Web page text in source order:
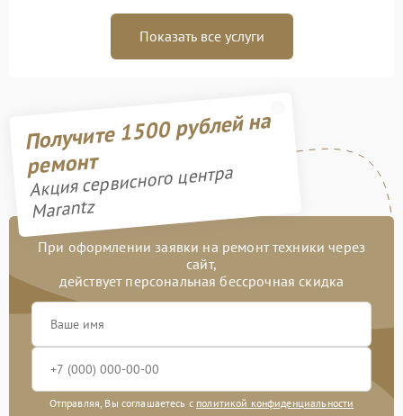
Показать все услуги
Получите 1500 рублей на
ремонт
Акция сервисного центра
Marantz
При оформлении заявки на ремонт техники через
сайт,
действует персональная бессрочная скидка
Отправляя, Вы соглашаетесь с политикой конфиденциальности